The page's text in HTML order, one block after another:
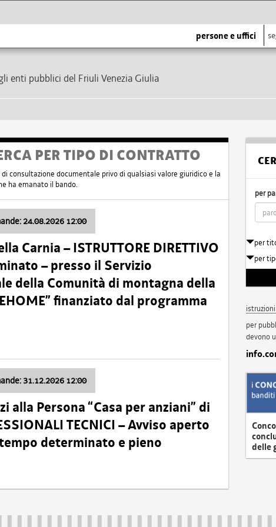
persone e uffici
enti pubblici del Friuli Venezia Giulia
PER TIPO DI CONTRATTO
consultazione documentale privo di qualsiasi valore giuridico e la
ha emanato il bando.
24.08.2026 12:00
Carnia – ISTRUTTORE DIRETTIVO
– presso il Servizio
della Comunità di montagna della
finanziato dal programma
31.12.2026 12:00
alla Persona “Casa per anziani” di
TECNICI – Avviso aperto
determinato e pieno
per
per
per
per
devono
delle